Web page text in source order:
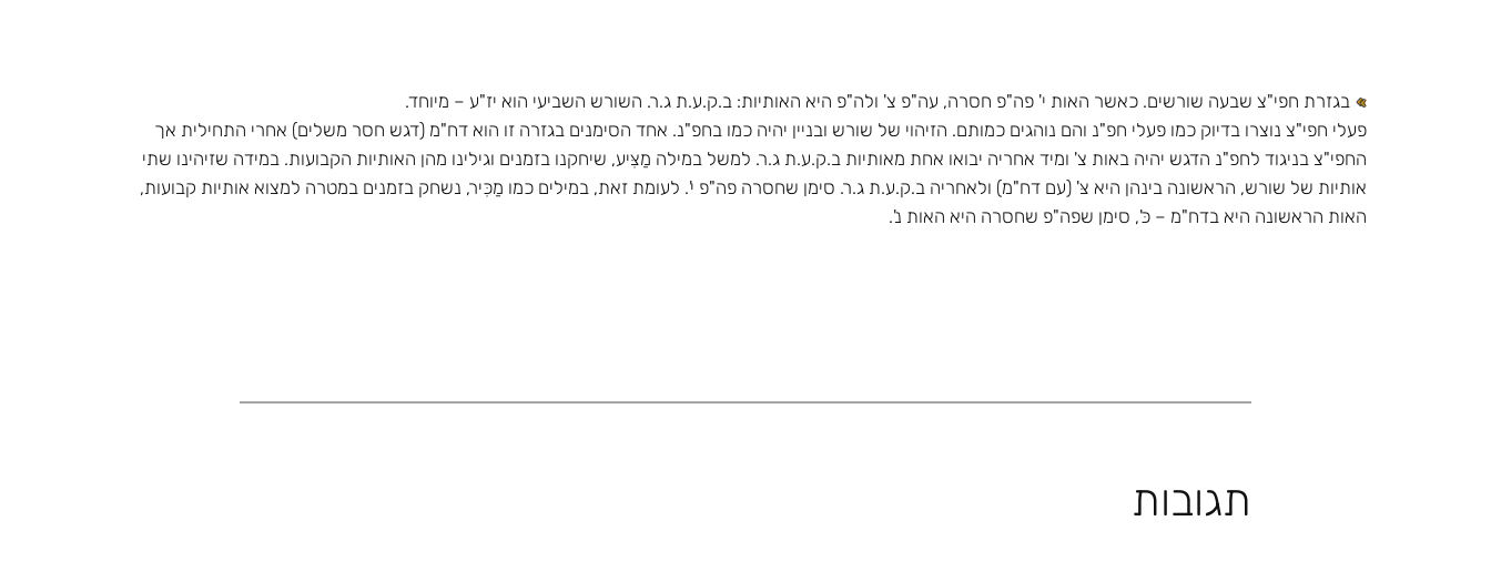
בגזרת חפי"צ שבעה שורשים. כאשר האות י' פה"פ חסרה, עה"פ צ' ולה"פ היא האותיות: ב.ק.ע.ת ג.ר. השורש השביעי הוא יז"ע – מיוחד.
פעלי חפי"צ נוצרו בדיוק כמו פעלי חפ"נ והם נוהגים כמותם. הזיהוי של שורש ובניין יהיה כמו בחפ"נ. אחד הסימנים בגזרה זו הוא דח"מ (דגש חסר משלים) אחרי התחילית אך
החפי"צ בניגוד לחפ"נ הדגש יהיה באות צ' ומיד אחריה יבואו אחת מאותיות ב.ק.ע.ת ג.ר. למשל במילה מַצִּיע, שיחקנו בזמנים וגילינו מהן האותיות הקבועות. במידה שזיהינו שתי
אותיות של שורש, הראשונה בינהן היא צּ' (עם דח"מ) ולאחריה ב.ק.ע.ת ג.ר. סימן שחסרה פה"פ י'. לעומת זאת, במילים כמו מַכִּיר, נשחק בזמנים במטרה למצוא אותיות קבועות,
האות הראשונה היא בדח"מ – כּ', סימן שפה"פ שחסרה היא האות נ'.
תגובות